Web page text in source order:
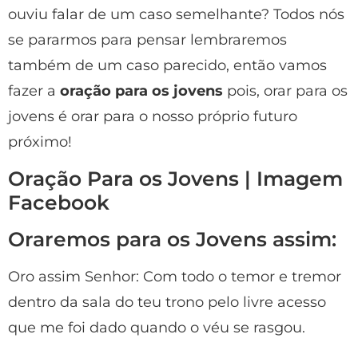
ouviu falar de um caso semelhante? Todos nós
se pararmos para pensar lembraremos
também de um caso parecido, então vamos
fazer a oração para os jovens pois, orar para os
jovens é orar para o nosso próprio futuro
próximo!
Oração Para os Jovens | Imagem
Facebook
Oraremos para os Jovens assim:
Oro assim Senhor: Com todo o temor e tremor
dentro da sala do teu trono pelo livre acesso
que me foi dado quando o véu se rasgou.